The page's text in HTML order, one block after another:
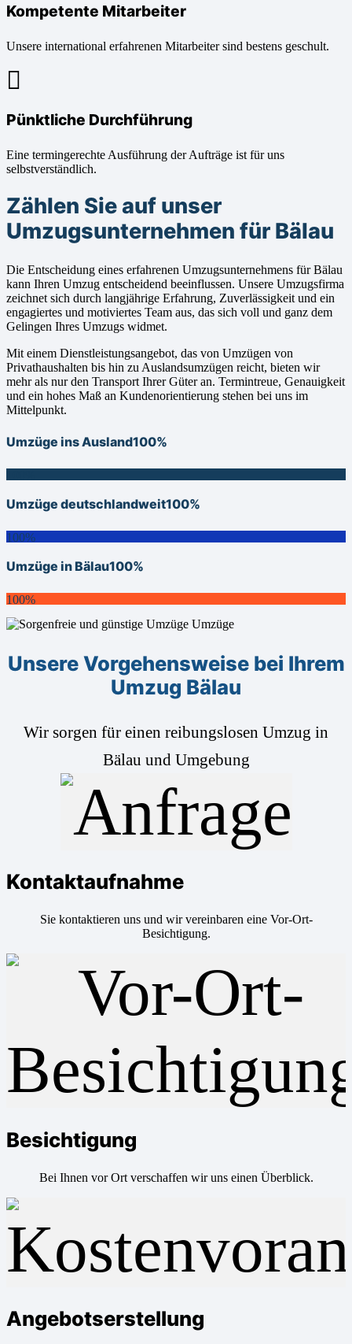
Kompetente Mitarbeiter
Unsere international erfahrenen Mitarbeiter sind bestens geschult.
Pünktliche Durchführung
Eine termingerechte Ausführung der Aufträge ist für uns
selbstverständlich.
Zählen Sie auf unser
Umzugsunternehmen für Bälau
Die Entscheidung eines erfahrenen Umzugsunternehmens für Bälau
kann Ihren Umzug entscheidend beeinflussen. Unsere Umzugsfirma
zeichnet sich durch langjährige Erfahrung, Zuverlässigkeit und ein
engagiertes und motiviertes Team aus, das sich voll und ganz dem
Gelingen Ihres Umzugs widmet.
Mit einem Dienstleistungsangebot, das von Umzügen von
Privathaushalten bis hin zu Auslandsumzügen reicht, bieten wir
mehr als nur den Transport Ihrer Güter an. Termintreue, Genauigkeit
und ein hohes Maß an Kundenorientierung stehen bei uns im
Mittelpunkt.
Umzüge ins Ausland100%
Umzüge deutschlandweit100%
100%
Umzüge in Bälau100%
100%
Unsere Vorgehensweise bei Ihrem
Umzug Bälau
Wir sorgen für einen reibungslosen Umzug in
Bälau und Umgebung
Kontaktaufnahme
Sie kontaktieren uns und wir vereinbaren eine Vor-Ort-
Besichtigung.
Besichtigung
Bei Ihnen vor Ort verschaffen wir uns einen Überblick.
Angebotserstellung